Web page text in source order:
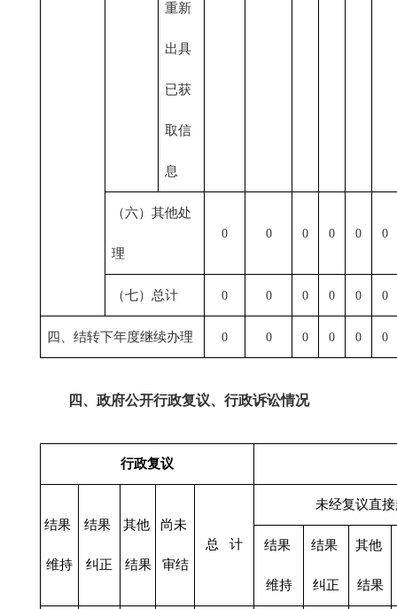
重新
出具
已获
取信
息
（六）其他处
理
0 0 0 0 0 0
（七）总计 0 0 0 0 0 0
四、结转下年度继续办理 0 0 0 0 0 0
四、政府公开行政复议、行政诉讼情况
行政复议
结果
维持
结果
纠正
其他
结果
尚未
审结
总 计
未经复议直
结果
维持
结果
纠正
其他
结果